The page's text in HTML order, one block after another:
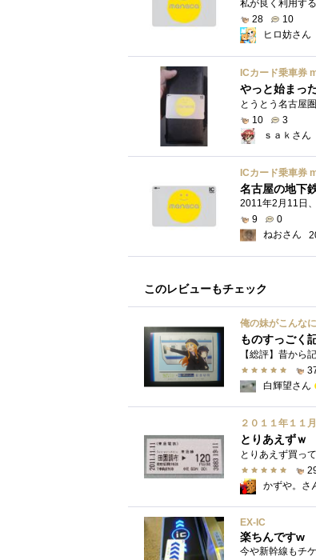
28
10
ヒロ妨さん
ICカード乗車券
やっと始まっ
10
3
ｓａｋさん
ICカード乗車券
名古屋の地下
9
0
ねおさん
このレビューもチェック
俺の妹がこんな
ものすっごく
白輝望さん
２０１１年１１
とりあえずｗ
かずや。さ
EX-IC
楽ちんですw
今や新幹線もチ